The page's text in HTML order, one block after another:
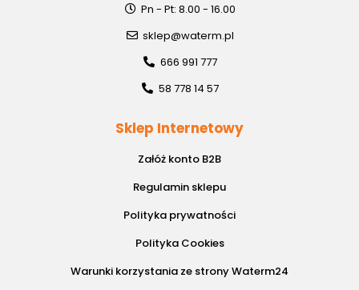
Pn - Pt: 8.00 - 16.00
sklep@waterm.pl
666 991 777
58 778 14 57
Sklep Internetowy
Załóż konto B2B
Regulamin sklepu
Polityka prywatności
Polityka Cookies
Warunki korzystania ze strony Waterm24